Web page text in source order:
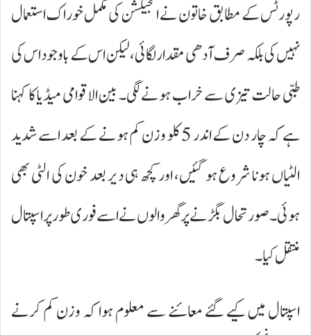
رپورٹس کے مطابق خاتون نے انجیکشن کی مکمل خوراک استعمال
نہیں کی بلکہ صرف آدھی مقدار لگائی، لیکن اس کے باوجود اس کی
طبی حالت تیزی سے خراب ہونے لگی۔ بین الاقوامی میڈیا کا کہنا
ہے کہ چار دن کے اندر 5 کلو وزن کم ہونے کے بعد اسے شدید
الٹیاں ہونا شروع ہو گئیں، اور کچھ ہی دیر بعد خون کی الٹی بھی
ہوئی۔ صورتحال بگڑنے پر گھر والوں نے اسے فوری طور پر اسپتال
منتقل کیا۔
اسپتال میں کیے گئے معائنے سے معلوم ہوا کہ وزن کم کرنے